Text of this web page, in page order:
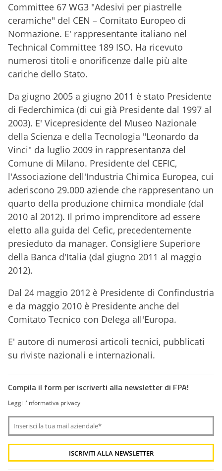
Committee 67 WG3 "Adesivi per piastrelle
ceramiche" del CEN – Comitato Europeo di
Normazione. E' rappresentante italiano nel
Technical Committee 189 ISO. Ha ricevuto
numerosi titoli e onorificenze dalle più alte
cariche dello Stato.
Da giugno 2005 a giugno 2011 è stato Presidente
di Federchimica (di cui già Presidente dal 1997 al
2003). E' Vicepresidente del Museo Nazionale
della Scienza e della Tecnologia "Leonardo da
Vinci" da luglio 2009 in rappresentanza del
Comune di Milano. Presidente del CEFIC,
l'Associazione dell'Industria Chimica Europea, cui
aderiscono 29.000 aziende che rappresentano un
quarto della produzione chimica mondiale (dal
2010 al 2012). Il primo imprenditore ad essere
eletto alla guida del Cefic, precedentemente
presieduto da manager. Consigliere Superiore
della Banca d'Italia (dal giugno 2011 al maggio
2012).
Dal 24 maggio 2012 è Presidente di Confindustria
e da maggio 2010 è Presidente anche del
Comitato Tecnico con Delega all'Europa.
E' autore di numerosi articoli tecnici, pubblicati
su riviste nazionali e internazionali.
Compila il form per iscriverti alla newsletter di FPA!
Leggi l'informativa privacy